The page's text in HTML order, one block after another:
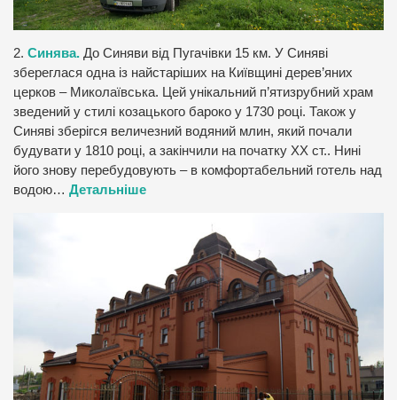
2. Синява. До Синяви від Пугачівки 15 км. У Синяві
збереглася одна із найстаріших на Київщині дерев’яних
церков – Миколаївська. Цей унікальний п’ятизрубний храм
зведений у стилі козацького бароко у 1730 році. Також у
Синяві зберігся величезний водяний млин, який почали
будувати у 1810 році, а закінчили на початку ХХ ст.. Нині
його знову перебудовують – в комфортабельний готель над
водою… Детальніше